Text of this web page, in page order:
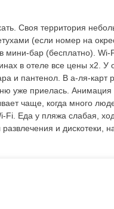
Своя территория
(если номер на
бар (бесплатно). Wi-
в отеле все цены х2. У
и пантенол. В а-ля-карт
уже приелась.
чаще, когда много
Fi. Еда у пляжа слабая,
и дискотеки,